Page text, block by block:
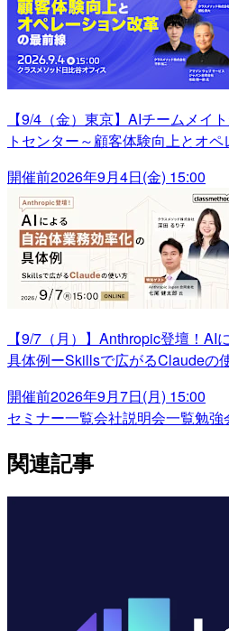
【9/4（金）東京】AIチームメイ
トセンター～顧客体験向上とオ
開催前2026年9月4日(金) 15:00
【9/7（月）】Anthropic登壇！AI
具体例ーSkillsで広がるClaudeの
開催前2026年9月7日(月) 15:00
セミナー一覧会社説明会一覧勉強
関連記事